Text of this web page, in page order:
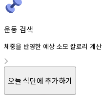
운동 검색
체중을 반영한 예상 소모 칼로리 계산
오늘 식단에 추가하기